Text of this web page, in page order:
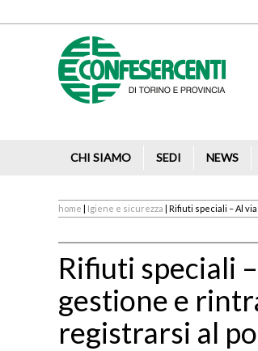
CHI SIAMO SEDI NEWS
home | Igiene e sicurezza | Rifiuti speciali – Al
Rifiuti speciali
gestione e
registrarsi al